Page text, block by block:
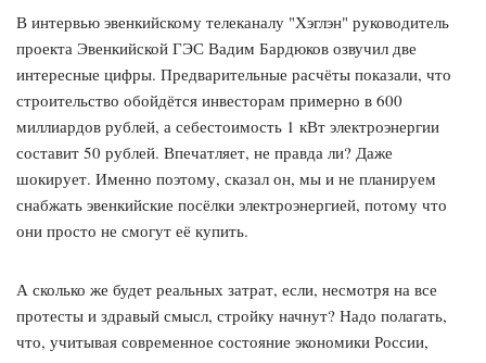
В интервью эвенкийскому телеканалу "Хэглэн" руководитель
проекта Эвенкийской ГЭС Вадим Бардюков озвучил две
интересные цифры. Предварительные расчёты показали, что
строительство обойдётся инвесторам примерно в 600
миллиардов рублей, а себестоимость 1 кВт электроэнергии
составит 50 рублей. Впечатляет, не правда ли? Даже
шокирует. Именно поэтому, сказал он, мы и не планируем
снабжать эвенкийские посёлки электроэнергией, потому что
они просто не смогут её купить.
А сколько же будет реальных затрат, если, несмотря на все
протесты и здравый смысл, стройку начнут? Надо полагать,
что, учитывая современное состояние экономики России,